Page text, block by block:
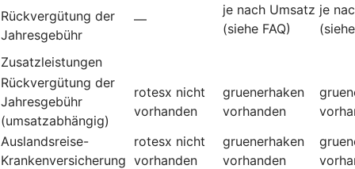
Rückvergütung der
Jahresgebühr
—
je nach Umsatz
(siehe FAQ)
je
Zusatzleistungen
Rückvergütung der
Jahresgebühr
(umsatzabhängig)
rotesx nicht
vorhanden
gruenerhaken
vorhanden
Auslandsreise-
Krankenversicherung
rotesx nicht
vorhanden
gruenerhaken
vorhanden